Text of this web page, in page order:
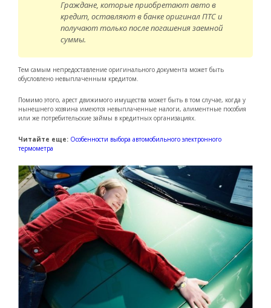
Граждане, которые приобретают авто в
кредит, оставляют в банке оригинал ПТС и
получают только после погашения заемной
суммы.
Тем самым непредоставление оригинального документа может быть
обусловлено невыплаченным кредитом.
Помимо этого, арест движимого имущества может быть в том случае, когда у
нынешнего хозяина имеются невыплаченные налоги, алиментные пособия
или же потребительские займы в кредитных организациях.
Читайте еще: Особенности выбора автомобильного электронного
термометра